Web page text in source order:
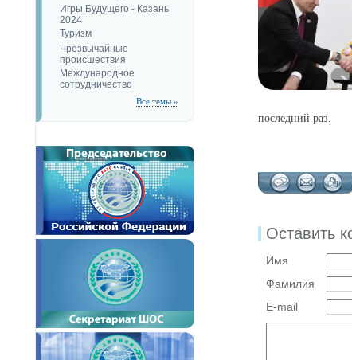
Игры Будущего - Казань
2024
Туризм
Чрезвычайные
происшествия
Международное
сотрудничество
Все темы »
последний раз.
Оставить
Имя
Фамилия
E-mail